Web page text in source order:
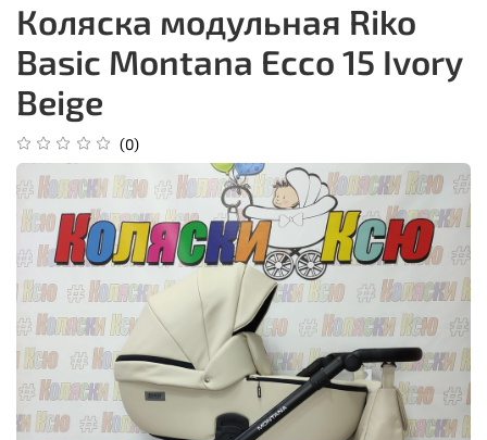
Коляска модульная Riko
Basic Montana Ecco 15 Ivory
Beige
(0)